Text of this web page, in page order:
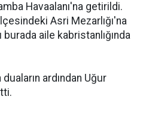
Havaalanı'na getirildi.
Asri Mezarlığı'na
aile kabristanlığında
ardından Uğur